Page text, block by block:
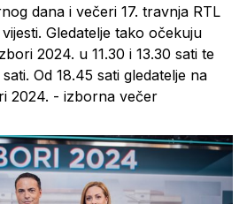
dana i večeri 17. travnja RTL
Gledatelje tako očekuju
2024. u 11.30 i 13.30 sati te
Od 18.45 sati gledatelje na
2024. - izborna večer